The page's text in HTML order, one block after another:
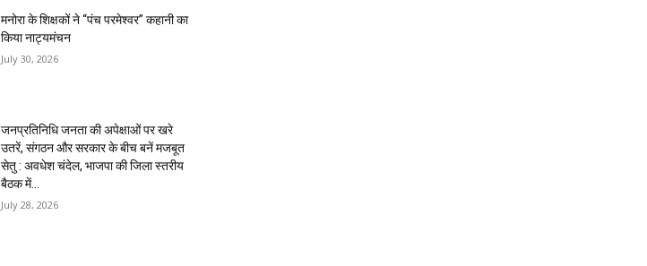
मनोरा के शिक्षकों ने “पंच परमेश्वर” कहानी का
किया नाट्यमंचन
July 30, 2026
जनप्रतिनिधि जनता की अपेक्षाओं पर खरे
उतरें, संगठन और सरकार के बीच बनें मजबूत
सेतु : अवधेश चंदेल, भाजपा की जिला स्तरीय
बैठक में...
July 28, 2026